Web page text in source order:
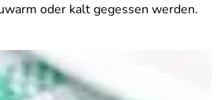
oder kalt gegessen werden.